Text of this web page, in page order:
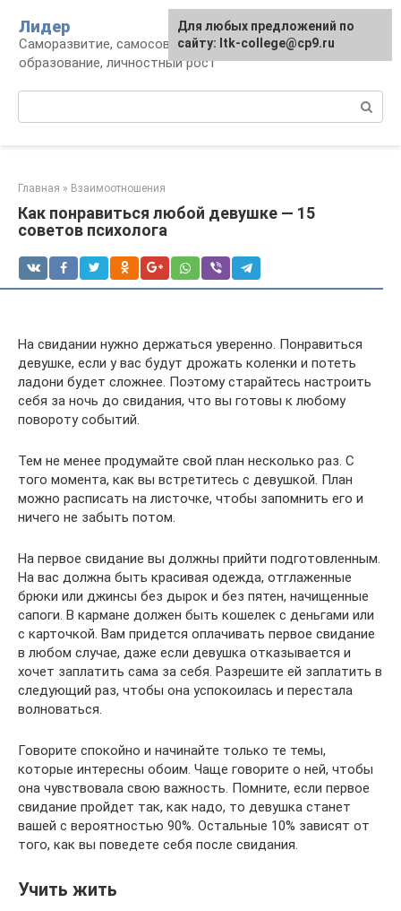
контенту
Лидер
Саморазвитие, самосовершенствование,
образование, личностный рост
Главная » Взаимоотношения
Как понравиться любой девушке — 15
советов психолога
На свидании нужно держаться уверенно. Понравиться
девушке, если у вас будут дрожать коленки и потеть
ладони будет сложнее. Поэтому старайтесь настроить
себя за ночь до свидания, что вы готовы к любому
повороту событий.
Тем не менее продумайте свой план несколько раз. С
того момента, как вы встретитесь с девушкой. План
можно расписать на листочке, чтобы запомнить его и
ничего не забыть потом.
На первое свидание вы должны прийти подготовленным.
На вас должна быть красивая одежда, отглаженные
брюки или джинсы без дырок и без пятен, начищенные
сапоги. В кармане должен быть кошелек с деньгами или
с карточкой. Вам придется оплачивать первое свидание
в любом случае, даже если девушка отказывается и
хочет заплатить сама за себя. Разрешите ей заплатить в
следующий раз, чтобы она успокоилась и перестала
волноваться.
Говорите спокойно и начинайте только те темы,
которые интересны обоим. Чаще говорите о ней, чтобы
она чувствовала свою важность. Помните, если первое
свидание пройдет так, как надо, то девушка станет
вашей с вероятностью 90%. Остальные 10% зависят от
того, как вы поведете себя после свидания.
Учить жить
Для любых предложений по
сайту: ltk-college@cp9.ru